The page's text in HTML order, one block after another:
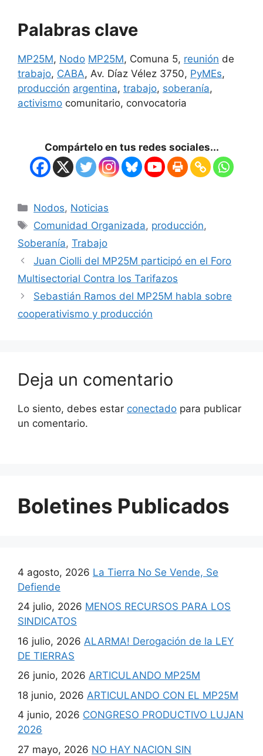
Palabras clave
MP25M, Nodo MP25M, Comuna 5, reunión de
trabajo, CABA, Av. Díaz Vélez 3750, PyMEs,
producción argentina, trabajo, soberanía,
activismo comunitario, convocatoria
Compártelo en tus redes sociales...
Nodos, Noticias
Comunidad Organizada, producción,
Soberanía, Trabajo
Juan Ciolli del MP25M participó en el Foro
Multisectorial Contra los Tarifazos
Sebastián Ramos del MP25M habla sobre
cooperativismo y producción
Deja un comentario
Lo siento, debes estar conectado para publicar
un comentario.
Boletines Publicados
4 agosto, 2026 La Tierra No Se Vende, Se
Defiende
24 julio, 2026 MENOS RECURSOS PARA LOS
SINDICATOS
16 julio, 2026 ALARMA! Derogación de la LEY
DE TIERRAS
26 junio, 2026 ARTICULANDO MP25M
18 junio, 2026 ARTICULANDO CON EL MP25M
4 junio, 2026 CONGRESO PRODUCTIVO LUJAN
2026
27 mayo, 2026 NO HAY NACION SIN